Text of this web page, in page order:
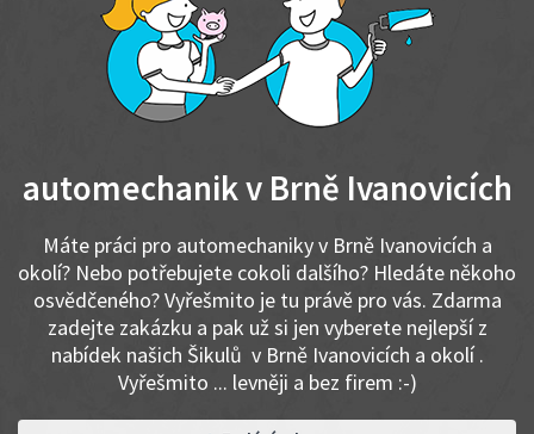
automechanik v Brně Ivanovicích
Máte práci pro automechaniky v Brně Ivanovicích a
okolí? Nebo potřebujete cokoli dalšího? Hledáte někoho
osvědčeného? Vyřešmito je tu právě pro vás. Zdarma
zadejte zakázku a pak už si jen vyberete nejlepší z
nabídek našich Šikulů v Brně Ivanovicích a okolí .
Vyřešmito ... levněji a bez firem :-)